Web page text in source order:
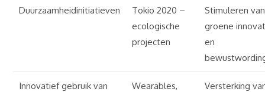
Duurzaamheidinitiatieven
Tokio 2020 –
ecologische
projecten
Stimuleren van
groene
en
Innovatief gebruik van
Wearables,
Versterking